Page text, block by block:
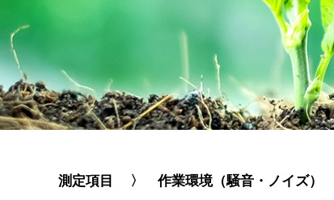
測定項目 〉 作業環境（騒音・ノイズ）